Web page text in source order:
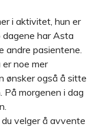
i aktivitet, hun er
dagene har Asta
andre pasientene.
noe mer
ønsker også å sitte
På morgenen i dag
velger å avvente